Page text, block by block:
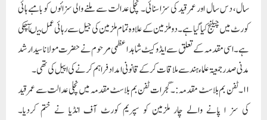
سال، دس سال اور عمر قید کی سزا سنائی۔ نچلی عدالت سے ملنے والی سزائوں کو بامبے ہائی
کورٹ میں چیلنج کیا گیا ہے۔ دو ملزمین کے علاوہ تمام ملزمین کی جیل سے رہائی عمل میںآچکی
ہے۔اسی مقدمہ کے تعلق سے ایڈوکیٹ شاہد اعظمی مرحوم نے حضرت مولانا سید ارشد
مدنی صدر جمعیۃعلماء ہند سے ملاقات کرکے قانونی امداد فراہم کرنے کی اپیل کی تھی ۔
۱۱۔ ٹفن بم بلاسٹ مقدمہ:۔ گجرات ٹفن بم بلاسٹ مقدمہ میں نچلی عدالت سے عمر قید
کی سز ا پانے والے چار ملزمین کو سپریم کورٹ آف انڈیا نے ختم کردیا۔